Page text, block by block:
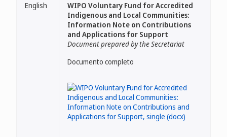
English
WIPO Voluntary Fund for Accredited
Indigenous and Local Communities:
Information Note on Contributions
and Applications for Support
Document prepared by the Secretariat
Documento completo